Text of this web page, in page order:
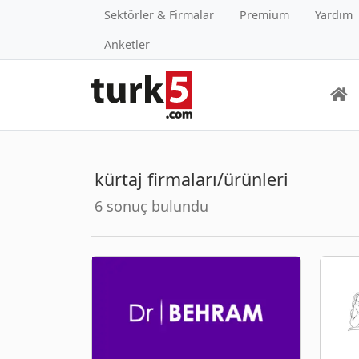
Sektörler & Firmalar Premium
Yardım
Anketler
kürtaj firmaları/ürünleri
6 sonuç bulundu